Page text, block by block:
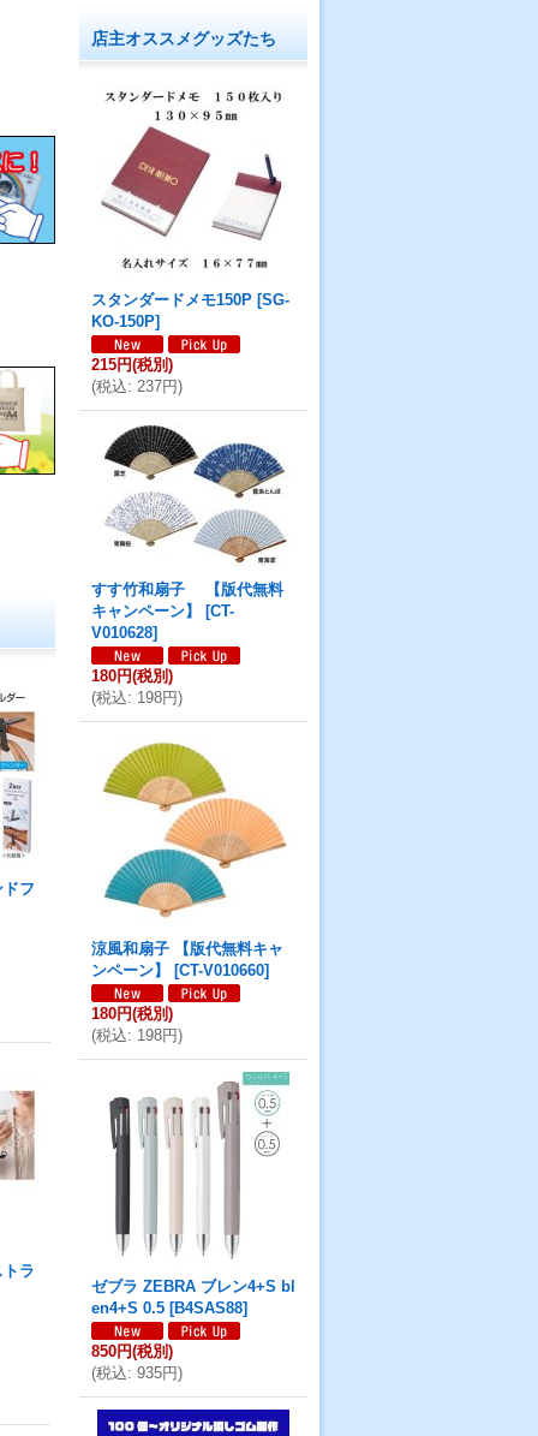
フ
ラ
店主オススメグッズたち
スタンダードメモ150P [SG-
KO-150P]
215円(税別)
(税込: 237円)
すす竹和扇子 【版代無料
キャンペーン】
[CT-
V010628]
180円(税別)
(税込: 198円)
涼風和扇子 【版代無料キャ
ンペーン】
[CT-V010660]
180円(税別)
(税込: 198円)
ゼブラ ZEBRA ブレン4+S bl
en4+S 0.5 [B4SAS88]
850円(税別)
(税込: 935円)